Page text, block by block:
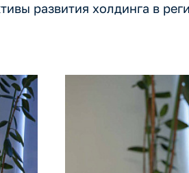
развития холдинга в